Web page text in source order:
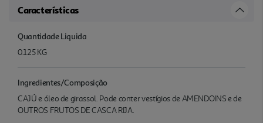
Características
Quantidade Liquida
0.125 KG
Ingredientes/Composição
CAJÚ e óleo de girassol. Pode conter vestígios de AMENDOINS e de
OUTROS FRUTOS DE CASCA RIJA.